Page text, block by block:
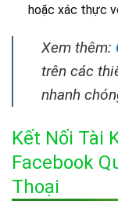
hoặc xác thực
Xem thêm:
trên các
nhanh
Kết Nối Tài
Facebook
Thoại